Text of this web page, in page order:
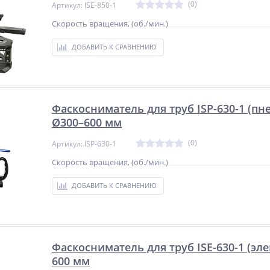
%
Циклон ПДГ-160В
арматуры NRT-58l
Артикул: ISE-850-1 (0)
Скорость вращения, (об./мин.)
ДОБАВИТЬ К СРАВНЕНИЮ
Фаскосниматель для труб ISP-630-1
Ø300–600 мм
Артикул: ISP-630-1 (0)
Скорость вращения, (об./мин.)
ДОБАВИТЬ К СРАВНЕНИЮ
Фаскосниматель для труб ISE-630-1
600 мм